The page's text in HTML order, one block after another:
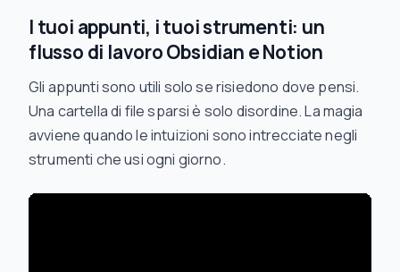
I tuoi appunti, i tuoi strumenti: un
flusso di lavoro Obsidian e Notion
Gli appunti sono utili solo se risiedono dove pensi.
Una cartella di file sparsi è solo disordine. La magia
avviene quando le intuizioni sono intrecciate negli
strumenti che usi ogni giorno.